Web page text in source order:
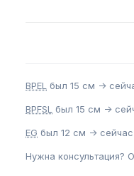
BPEL был 15 см ->
BPFSL был 15 см ->
EG был 12 см ->
Нужна консультация?